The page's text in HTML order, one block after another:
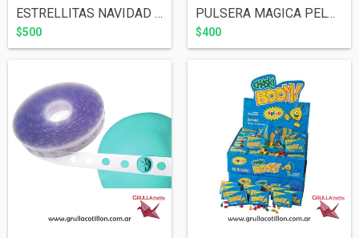
ESTRELLITAS NAVIDAD x5
$500
PULSERA MAGICA PELOTA FUTBOL
$400